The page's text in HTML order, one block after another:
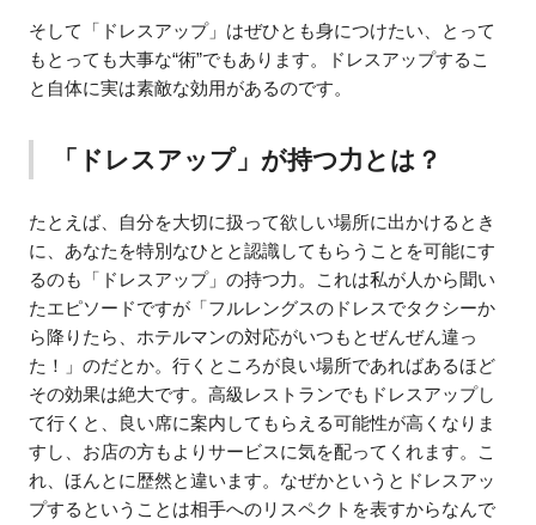
そして「ドレスアップ」はぜひとも身につけたい、とって
もとっても大事な“術”でもあります。ドレスアップするこ
と自体に実は素敵な効用があるのです。
「ドレスアップ」が持つ力とは？
たとえば、自分を大切に扱って欲しい場所に出かけるとき
に、あなたを特別なひとと認識してもらうことを可能にす
るのも「ドレスアップ」の持つ力。これは私が人から聞い
たエピソードですが「フルレングスのドレスでタクシーか
ら降りたら、ホテルマンの対応がいつもとぜんぜん違っ
た！」のだとか。行くところが良い場所であればあるほど
その効果は絶大です。高級レストランでもドレスアップし
て行くと、良い席に案内してもらえる可能性が高くなりま
すし、お店の方もよりサービスに気を配ってくれます。こ
れ、ほんとに歴然と違います。なぜかというとドレスアッ
プするということは相手へのリスペクトを表すからなんで